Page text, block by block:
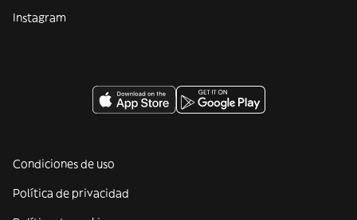
Instagram
Condiciones de uso
Política de privacidad